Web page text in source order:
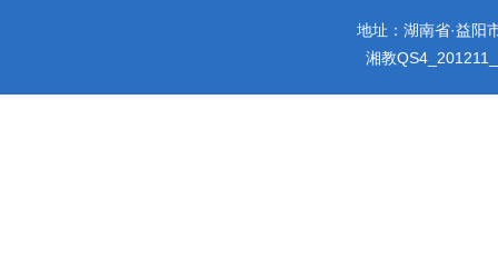
地址：湖南省·益阳
湘教